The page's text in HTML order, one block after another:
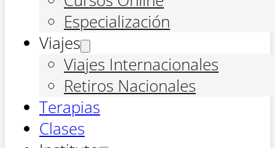
Especialización
Viajes
Viajes Internacionales
Retiros Nacionales
Terapias
Clases